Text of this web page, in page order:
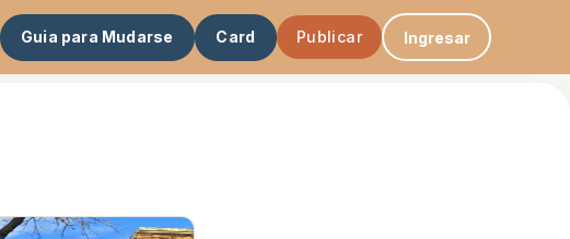
Guia para Mudarse Card Publicar Ingresar